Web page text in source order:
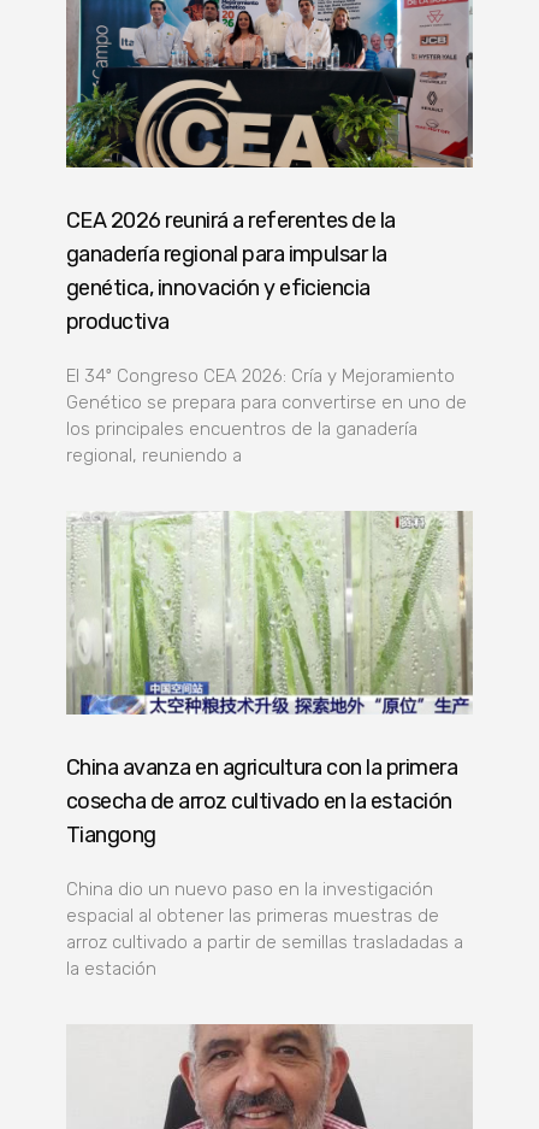
CEA 2026 reunirá a referentes de la
ganadería regional para impulsar la
genética, innovación y eficiencia
productiva
El 34º Congreso CEA 2026: Cría y Mejoramiento
Genético se prepara para convertirse en uno de
los principales encuentros de la ganadería
regional, reuniendo a
China avanza en agricultura con la primera
cosecha de arroz cultivado en la estación
Tiangong
China dio un nuevo paso en la investigación
espacial al obtener las primeras muestras de
arroz cultivado a partir de semillas trasladadas a
la estación